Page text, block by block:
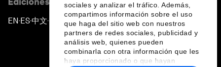
sociales y analizar el tráfico. Además,
compartimos información sobre el uso
que haga del sitio web con nuestros
partners de redes sociales, publicidad y
análisis web, quienes pueden
combinarla con otra información que les
haya proporcionado o que hayan
EN ▪ ES▪中文▪ 日本語